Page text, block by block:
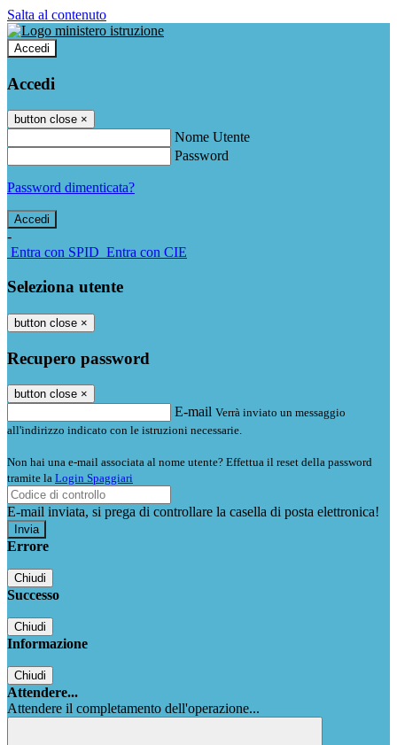
Salta al contenuto
Accedi
Accedi
button close ×
Nome Utente
Password
Password dimenticata?
-
Entra con SPID Entra con CIE
Seleziona utente
button close ×
Recupero password
button close ×
E-mail Verrà inviato un messaggio
all'indirizzo indicato con le istruzioni necessarie.
Non hai una e-mail associata al nome utente? Effettua il reset della password
tramite la Login Spaggiari
E-mail inviata, si prega di controllare la casella di posta elettronica!
Errore
Chiudi
Successo
Chiudi
Informazione
Chiudi
Attendere...
Attendere il completamento dell'operazione...